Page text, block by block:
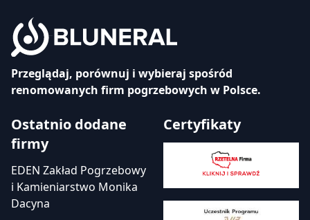
Przeglądaj, porównuj i wybieraj spośród
renomowanych firm pogrzebowych w Polsce.
Ostatnio dodane
firmy
EDEN Zakład Pogrzebowy
i Kamieniarstwo Monika
Dacyna
Certyfikaty